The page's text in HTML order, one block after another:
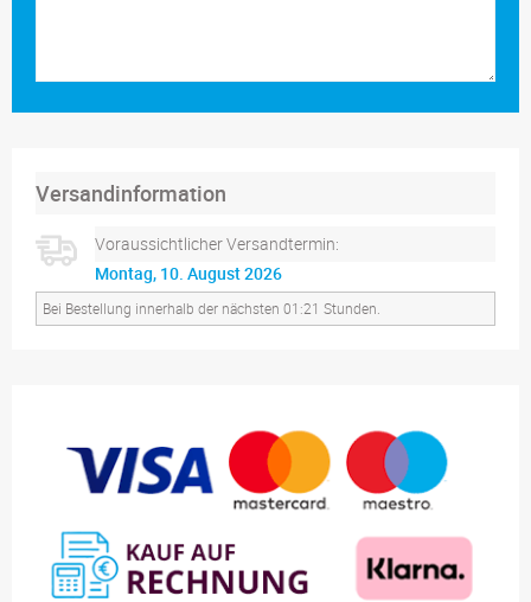
Versandinformation
Voraussichtlicher Versandtermin:
Montag, 10. August 2026
Bei Bestellung innerhalb der nächsten 01:20 Stunden.